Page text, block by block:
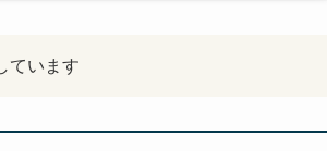
ています